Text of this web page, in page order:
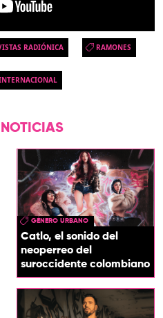
RADIÓNICA RAMONES
GÉNERO URBANO
Catlo, el sonido del
neoperreo del
suroccidente colombiano